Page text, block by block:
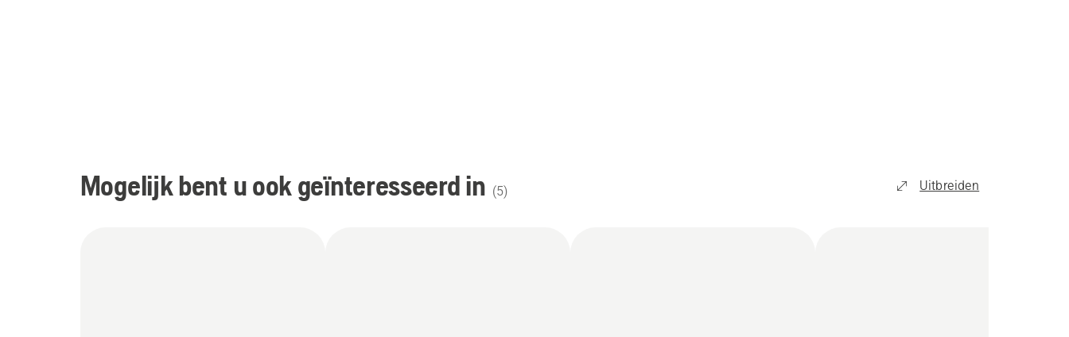
Mogelijk bent u ook geïnteresseerd in (5) Uitbreiden